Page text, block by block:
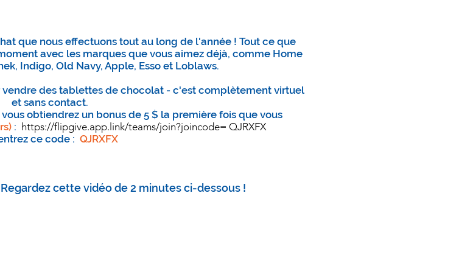
que nous effectuons tout au long de l'année ! Tout ce que
avec les marques que vous aimez déjà, comme Home
Indigo, Old Navy, Apple, Esso et Loblaws.
des tablettes de chocolat - c'est complètement virtuel
et sans contact.
obtiendrez un bonus de 5 $ la première fois que vous
: https://flipgive.app.link/teams/join?joincode= QJRXFX
ce code : QJRXFX
cette vidéo de 2 minutes ci-dessous !